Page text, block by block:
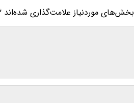
بخش‌های موردنیاز علامت‌گذاری شده‌اند